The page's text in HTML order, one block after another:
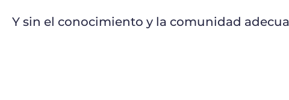
Y sin el conocimiento y la comunidad